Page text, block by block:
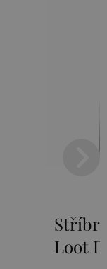
Loot